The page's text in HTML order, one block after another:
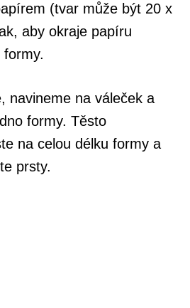
(tvar může být 20 x
aby okraje papíru
navineme na váleček a
formy. Těsto
na celou délku formy a
prsty.